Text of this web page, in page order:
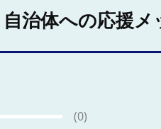
自治体への応援メ
(0)